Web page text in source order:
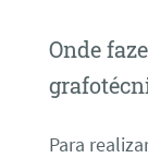
Onde
Para